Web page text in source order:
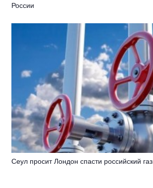
России
Сеул просит Лондон спасти российский газ